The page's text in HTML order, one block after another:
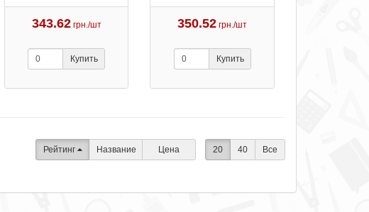
343.62 грн./шт
Купить
350.52 грн./шт
Купить
Рейтинг Название Цена 20 40 Все